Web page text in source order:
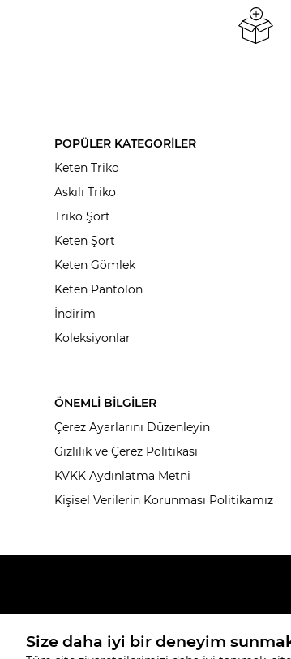
POPÜLER KATEGORİLER
Keten Triko
Askılı Triko
Triko Şort
Keten Şort
Keten Gömlek
Keten Pantolon
İndirim
Koleksiyonlar
ÖNEMLİ BİLGİLER
Çerez Ayarlarını Düzenleyin
Gizlilik ve Çerez Politikası
KVKK Aydınlatma Metni
Kişisel Verilerin Korunması Politikamız